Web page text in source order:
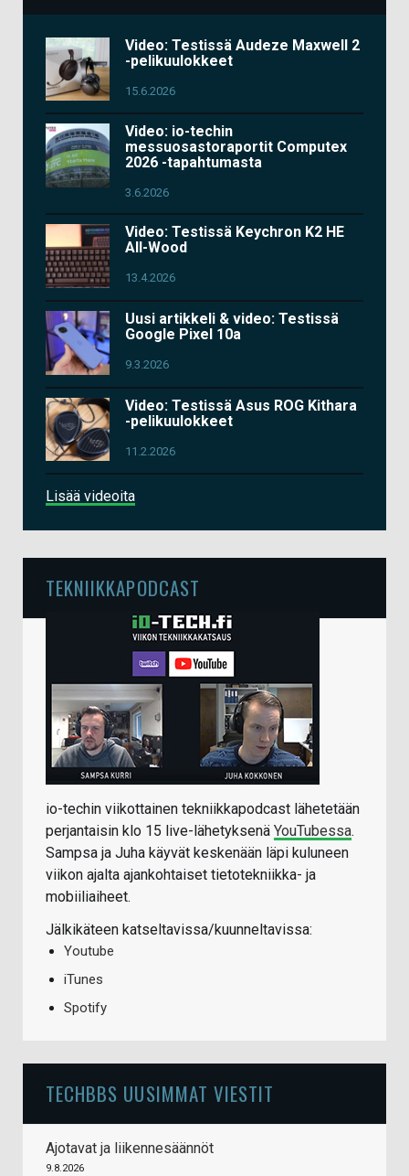
Video: Testissä Audeze Maxwell 2
-pelikuulokkeet
15.6.2026
Video: io-techin
messuosastoraportit Computex
2026 -tapahtumasta
3.6.2026
Video: Testissä Keychron K2 HE
All-Wood
13.4.2026
Uusi artikkeli & video: Testissä
Google Pixel 10a
9.3.2026
Video: Testissä Asus ROG Kithara
-pelikuulokkeet
11.2.2026
Lisää videoita
TEKNIIKKAPODCAST
io-techin viikottainen tekniikkapodcast lähetetään
perjantaisin klo 15 live-lähetyksenä YouTubessa.
Sampsa ja Juha käyvät keskenään läpi kuluneen
viikon ajalta ajankohtaiset tietotekniikka- ja
mobiiliaiheet.
Jälkikäteen katseltavissa/kuunneltavissa:
Youtube
iTunes
Spotify
TECHBBS UUSIMMAT VIESTIT
Ajotavat ja liikennesäännöt
9.8.2026